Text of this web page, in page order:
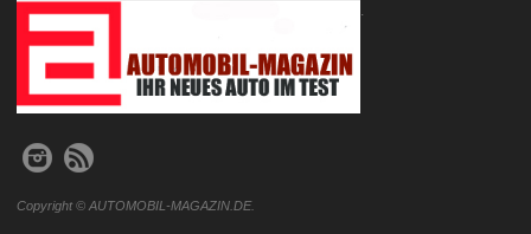
Copyright © AUTOMOBIL-MAGAZIN.DE.